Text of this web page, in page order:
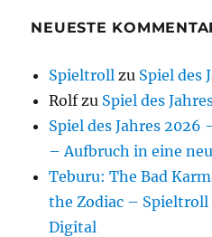
NEUESTE
Spieltroll zu Spiel des
Rolfzu Spiel des
Spiel des Jahres 2026
– Aufbruch in eine
Teburu: The Bad
the Zodiac – Spieltroll
Digital